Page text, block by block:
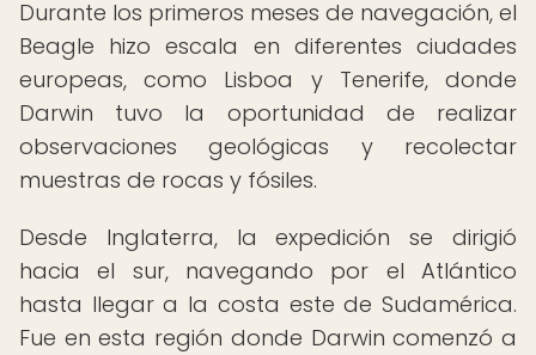
Durante los primeros meses de navegación, el
Beagle hizo escala en diferentes ciudades
europeas, como Lisboa y Tenerife, donde
Darwin tuvo la oportunidad de realizar
observaciones geológicas y recolectar
muestras de rocas y fósiles.
Desde Inglaterra, la expedición se dirigió
hacia el sur, navegando por el Atlántico
hasta llegar a la costa este de Sudamérica.
Fue en esta región donde Darwin comenzó a